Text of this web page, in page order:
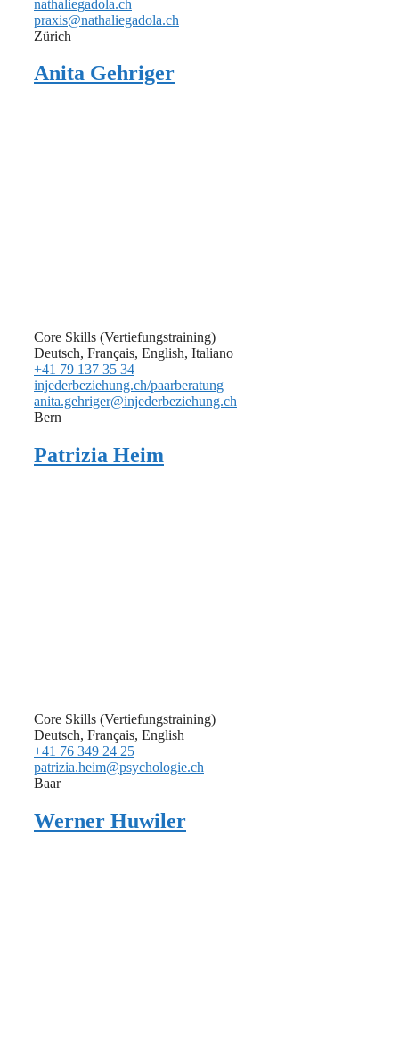
nathaliegadola.ch
praxis@nathaliegadola.ch
Zürich
Anita Gehriger
Core Skills (Vertiefungstraining)
Deutsch, Français, English, Italiano
+41 79 137 35 34
injederbeziehung.ch/paarberatung
anita.gehriger@injederbeziehung.ch
Bern
Patrizia Heim
Core Skills (Vertiefungstraining)
Deutsch, Français, English
+41 76 349 24 25
patrizia.heim@psychologie.ch
Baar
Werner Huwiler